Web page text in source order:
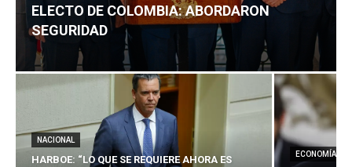
ELECTO DE COLOMBIA: ABORDARON
SEGURIDAD
NACIONAL
HARBOE: “LO QUE SE REQUIERE AHORA ES
ECONOMÍA